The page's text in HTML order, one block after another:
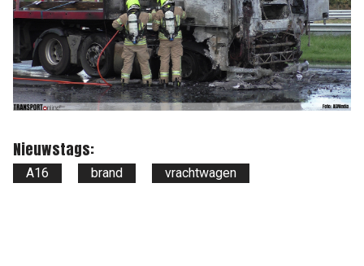
Nieuwstags:
A16 brand vrachtwagen